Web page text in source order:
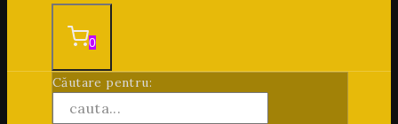
0
Căutare pentru: